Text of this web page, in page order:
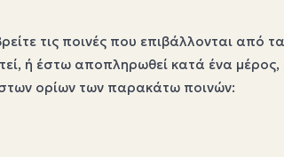
τις ποινές που επιβάλλονται από
ή έστω αποπληρωθεί κατά ένα
ορίων των παρακάτω ποινών: